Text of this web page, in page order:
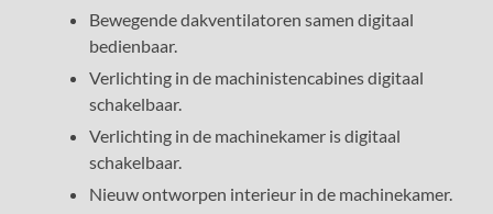
Bewegende dakventilatoren samen digitaal
bedienbaar.
Verlichting in de machinistencabines digitaal
schakelbaar.
Verlichting in de machinekamer is digitaal
schakelbaar.
Nieuw ontworpen interieur in de machinekamer.